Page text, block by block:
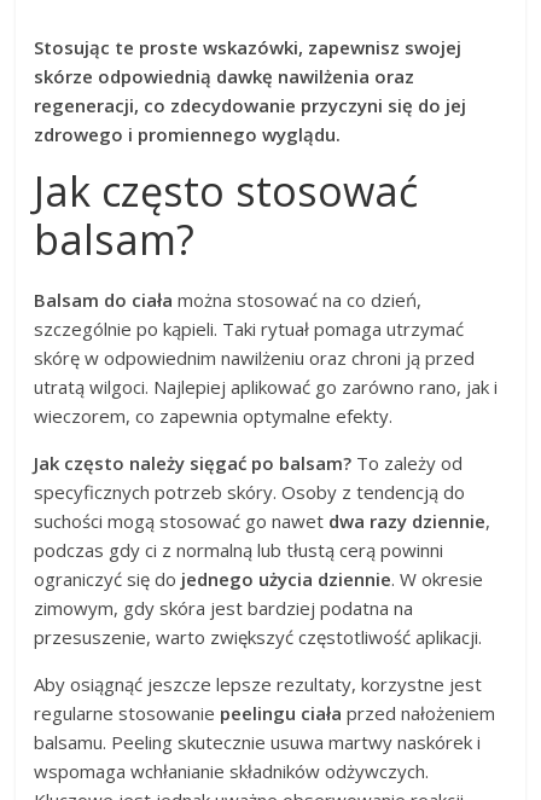
Stosując te proste wskazówki, zapewnisz swojej
skórze odpowiednią dawkę nawilżenia oraz
regeneracji, co zdecydowanie przyczyni się do jej
zdrowego i promiennego wyglądu.
Jak często stosować
balsam?
Balsam do ciała można stosować na co dzień,
szczególnie po kąpieli. Taki rytuał pomaga utrzymać
skórę w odpowiednim nawilżeniu oraz chroni ją przed
utratą wilgoci. Najlepiej aplikować go zarówno rano, jak i
wieczorem, co zapewnia optymalne efekty.
Jak często należy sięgać po balsam? To zależy od
specyficznych potrzeb skóry. Osoby z tendencją do
suchości mogą stosować go nawet dwa razy dziennie,
podczas gdy ci z normalną lub tłustą cerą powinni
ograniczyć się do jednego użycia dziennie. W okresie
zimowym, gdy skóra jest bardziej podatna na
przesuszenie, warto zwiększyć częstotliwość aplikacji.
Aby osiągnąć jeszcze lepsze rezultaty, korzystne jest
regularne stosowanie peelingu ciała przed nałożeniem
balsamu. Peeling skutecznie usuwa martwy naskórek i
wspomaga wchłanianie składników odżywczych.